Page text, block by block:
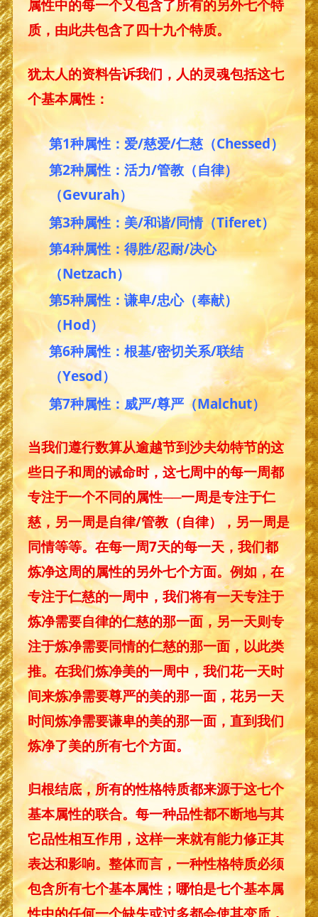
属性中的每一个又包含了所有的另外七个特
质，由此共包含了四十九个特质。
犹太人的资料告诉我们，人的灵魂包括这七
个基本属性：
第1种属性：爱/慈爱/仁慈（Chessed）
第2种属性：活力/管教（自律）
（Gevurah）
第3种属性：美/和谐/同情（Tiferet）
第4种属性：得胜/忍耐/决心
（Netzach）
第5种属性：谦卑/忠心（奉献）
（Hod）
第6种属性：根基/密切关系/联结
（Yesod）
第7种属性：威严/尊严（Malchut）
当我们遵行数算从逾越节到沙夫幼特节的这
些日子和周的诫命时，这七周中的每一周都
专注于一个不同的属性──一周是专注于仁
慈，另一周是自律/管教（自律），另一周是
同情等等。在每一周7天的每一天，我们都
炼净这周的属性的另外七个方面。例如，在
专注于仁慈的一周中，我们将有一天专注于
炼净需要自律的仁慈的那一面，另一天则专
注于炼净需要同情的仁慈的那一面，以此类
推。在我们炼净美的一周中，我们花一天时
间来炼净需要尊严的美的那一面，花另一天
时间炼净需要谦卑的美的那一面，直到我们
炼净了美的所有七个方面。
归根结底，所有的性格特质都来源于这七个
基本属性的联合。每一种品性都不断地与其
它品性相互作用，这样一来就有能力修正其
表达和影响。整体而言，一种性格特质必须
包含所有七个基本属性；哪怕是七个基本属
性中的任何一个缺失或过多都会使其变质，